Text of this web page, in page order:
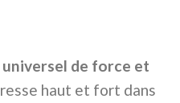
universel de force et
haut et fort dans